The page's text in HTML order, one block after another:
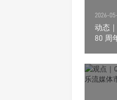
2026-
动态
80 周